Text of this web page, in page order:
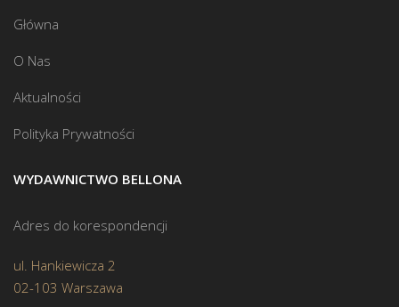
Główna
O Nas
Aktualności
Polityka Prywatności
WYDAWNICTWO BELLONA
Adres do korespondencji
ul. Hankiewicza 2
02-103 Warszawa